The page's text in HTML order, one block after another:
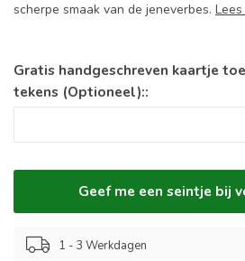
scherpe smaak van de jeneverbes.
Gratis handgeschreven kaartje
tekens (Optioneel)::
Geef me een seintje bij
1 - 3 Werkdagen